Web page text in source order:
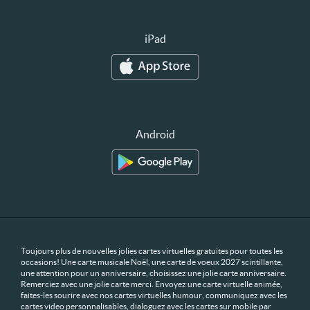
iPad
Android
Toujours plus de nouvelles jolies cartes virtuelles gratuites pour toutes les
occasions! Une carte musicale Noël, une carte de voeux 2027 scintillante,
une attention pour un anniversaire, choisissez une jolie carte anniversaire.
Remerciez avec une jolie carte merci. Envoyez une carte virtuelle animée,
faites-les sourire avec nos cartes virtuelles humour, communiquez avec les
cartes video personnalisables, dialoguez avec les cartes sur mobile par